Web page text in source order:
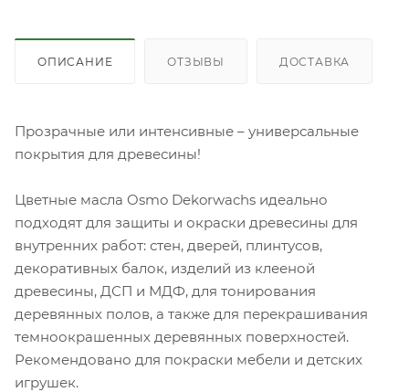
ОПИСАНИЕ ОТЗЫВЫ ДОСТАВКА
Прозрачные или интенсивные – универсальные
покрытия для древесины!
Цветные масла Osmo Dekorwachs идеально
подходят для защиты и окраски древесины для
внутренних работ: стен, дверей, плинтусов,
декоративных балок, изделий из клееной
древесины, ДСП и МДФ, для тонирования
деревянных полов, а также для перекрашивания
темноокрашенных деревянных поверхностей.
Рекомендовано для покраски мебели и детских
игрушек.